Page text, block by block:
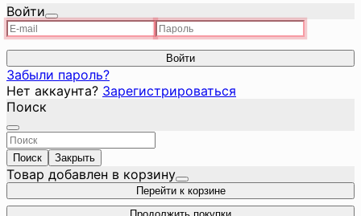
Войти
Войти
Забыли пароль?
Нет аккаунта? Зарегистрироваться
Поиск
Поиск Закрыть
Товар добавлен в корзину
Перейти к корзине